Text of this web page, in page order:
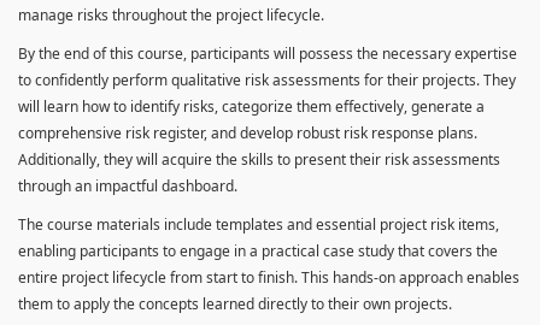
manage risks throughout the project lifecycle.
By the end of this course, participants will possess the necessary expertise
to confidently perform qualitative risk assessments for their projects. They
will learn how to identify risks, categorize them effectively, generate a
comprehensive risk register, and develop robust risk response plans.
Additionally, they will acquire the skills to present their risk assessments
through an impactful dashboard.
The course materials include templates and essential project risk items,
enabling participants to engage in a practical case study that covers the
entire project lifecycle from start to finish. This hands-on approach enables
them to apply the concepts learned directly to their own projects.